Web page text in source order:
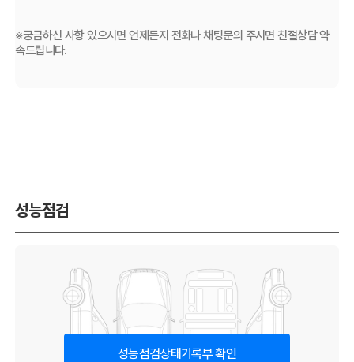
※궁금하신 사항 있으시면 언제든지 전화나 채팅문의 주시면 친절상담 약
속드립니다.
성능점검
성능점검상태기록부 확인